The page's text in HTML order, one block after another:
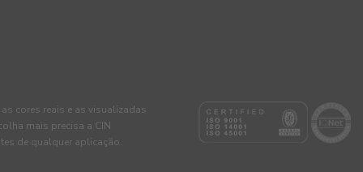
cores reais e as visualizadas
mais precisa a CIN
de qualquer aplicação.